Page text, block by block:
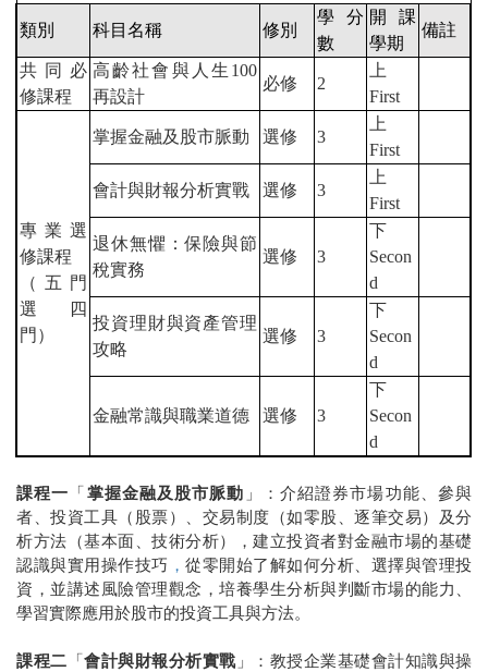
類別 科目名稱 修別
學分
數
開課
學期
備註
共同必
修課程
高齡社會與人生 100
再設計
必修 2
上
First
專業選
修課程
（五門
選四
門）
掌握金融及股市脈動 選修 3
上
First
會計與財報分析實戰 選修 3
上
First
退休無懼：保險與節
稅實務
選修 3
下
Secon
d
投資理財與資產管理
攻略
選修 3
下
Secon
d
金融常識與職業道德 選修 3
下
Secon
d
課程一 「 掌握金融及股市脈動 」：介紹證券市場功能、參與
者、投資工具（股票）、交易制度（如零股、逐筆交易）及分
析方法（基本面、技術分析），建立投資者對金融市場的基礎
認識與實用操作技巧 ， 從零開始了解如何分析、選擇與管理投
資，並講述風險管理觀念，培養學生分析與判斷市場的能力、
學習實際應用於股市的投資工具與方法。
課程二 「 會計與財報分析實戰 」：教授企業基礎會計知識與操